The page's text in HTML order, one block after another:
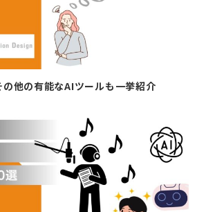
他の有能なAIツールも一挙紹介